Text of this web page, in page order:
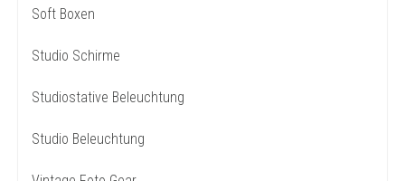
Soft Boxen
Studio Schirme
Studiostative Beleuchtung
Studio Beleuchtung